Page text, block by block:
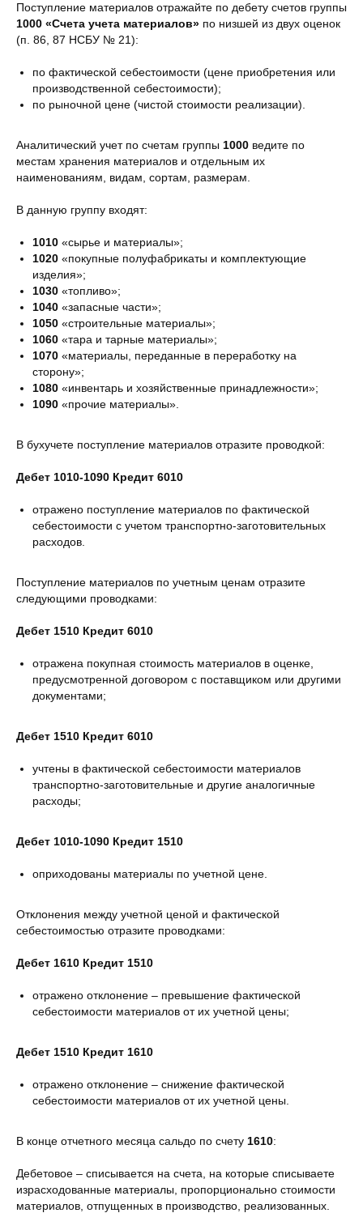
Поступление материалов отражайте по дебету счетов группы
1000 «Счета учета материалов» по низшей из двух оценок
(п. 86, 87 НСБУ № 21):
по фактической себестоимости (цене приобретения или
производственной себестоимости);
по рыночной цене (чистой стоимости реализации).
Аналитический учет по счетам группы 1000 ведите по
местам хранения материалов и отдельным их
наименованиям, видам, сортам, размерам.
В данную группу входят:
1010 «сырье и материалы»;
1020 «покупные полуфабрикаты и комплектующие
изделия»;
1030 «топливо»;
1040 «запасные части»;
1050 «строительные материалы»;
1060 «тара и тарные материалы»;
1070 «материалы, переданные в переработку на
сторону»;
1080 «инвентарь и хозяйственные принадлежности»;
1090 «прочие материалы».
В бухучете поступление материалов отразите проводкой:
Дебет 1010-1090 Кредит 6010
отражено поступление материалов по фактической
себестоимости с учетом транспортно-заготовительных
расходов.
Поступление материалов по учетным ценам отразите
следующими проводками:
Дебет 1510 Кредит 6010
отражена покупная стоимость материалов в оценке,
предусмотренной договором с поставщиком или другими
документами;
Дебет 1510 Кредит 6010
учтены в фактической себестоимости материалов
транспортно-заготовительные и другие аналогичные
расходы;
Дебет 1010-1090 Кредит 1510
оприходованы материалы по учетной цене.
Отклонения между учетной ценой и фактической
себестоимостью отразите проводками:
Дебет 1610 Кредит 1510
отражено отклонение – превышение фактической
себестоимости материалов от их учетной цены;
Дебет 1510 Кредит 1610
отражено отклонение – снижение фактической
себестоимости материалов от их учетной цены.
В конце отчетного месяца сальдо по счету 1610:
Дебетовое – списывается на счета, на которые списываете
израсходованные материалы, пропорционально стоимости
материалов, отпущенных в производство, реализованных.